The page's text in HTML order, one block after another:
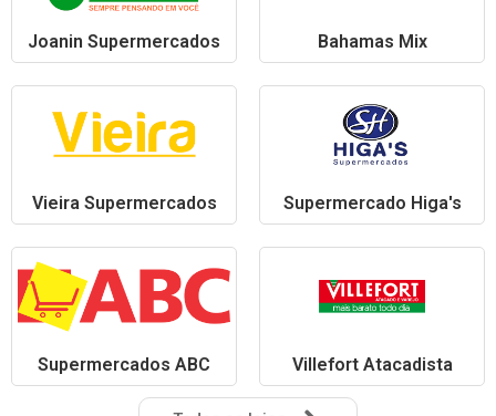
Joanin Supermercados Bahamas Mix
Vieira Supermercados Supermercado Higa's
Supermercados ABC Villefort Atacadista